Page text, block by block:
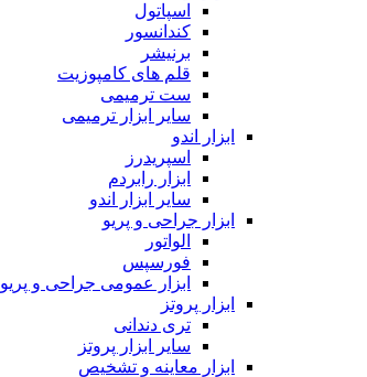
اسپاتول
کندانسور
برنیشر
قلم های کامپوزیت
ست ترمیمی
سایر ابزار ترمیمی
ابزار اندو
اسپریدرز
ابزار رابردم
سایر ابزار اندو
ابزار جراحی و پریو
الواتور
فورسپس
ابزار عمومی جراحی و پریو
ابزار پروتز
تری دندانی
سایر ابزار پروتز
ابزار معاینه و تشخیص